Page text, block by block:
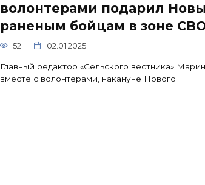
волонтерами подарил
раненым бойцам в зоне
52 02.01.2025
Главный редактор «Сельского вестника»
вместе с волонтерами, накануне Нового